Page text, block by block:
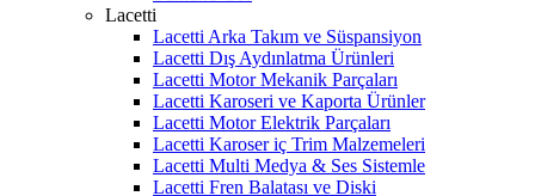
Lacetti
Lacetti Arka Takım ve Süspansiyon
Lacetti Dış Aydınlatma Ürünleri
Lacetti Motor Mekanik Parçaları
Lacetti Karoseri ve Kaporta Ürünler
Lacetti Motor Elektrik Parçaları
Lacetti Karoser iç Trim Malzemeleri
Lacetti Multi Medya & Ses Sistemle
Lacetti Fren Balatası ve Diski